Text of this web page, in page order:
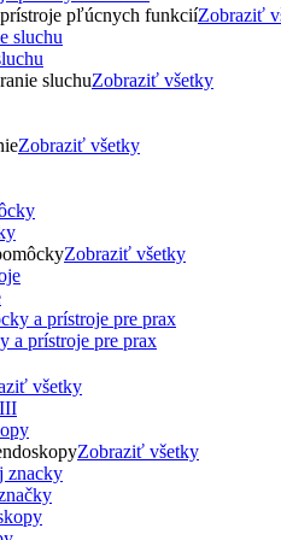
pľúcnych funkciíZobraziť
sluchuZobraziť všetky
Zobraziť všetky
Zobraziť všetky
a prístroje pre prax
všetky
Zobraziť všetky